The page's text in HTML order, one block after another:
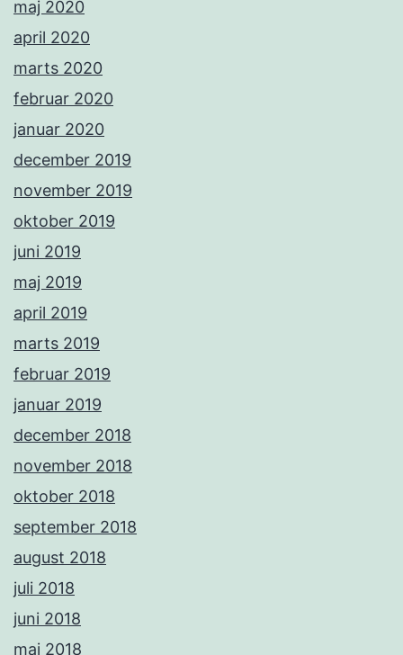
maj 2020
april 2020
marts 2020
februar 2020
januar 2020
december 2019
november 2019
oktober 2019
juni 2019
maj 2019
april 2019
marts 2019
februar 2019
januar 2019
december 2018
november 2018
oktober 2018
september 2018
august 2018
juli 2018
juni 2018
maj 2018